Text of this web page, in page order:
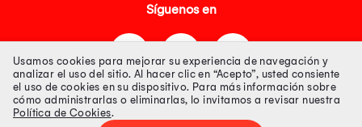
Síguenos en
Tienda 100% Segura
Usamos cookies para mejorar su experiencia de navegación y
analizar el uso del sitio. Al hacer clic en “Acepto”, usted consiente
el uso de cookies en su dispositivo. Para más información sobre
cómo administrarlas o eliminarlas, lo invitamos a revisar nuestra
Política de Cookies.